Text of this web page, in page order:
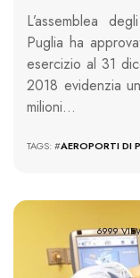
L’assemblea
Puglia ha
esercizio al 31
2018 evidenzia
milioni…
TAGS: #AEROPORTI DI
6999